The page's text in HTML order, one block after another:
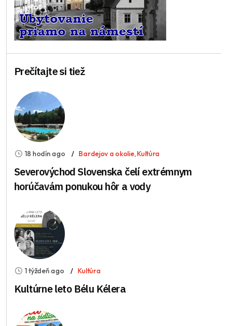
Prečítajte si tiež
18 hodín ago Bardejov a okolie,Kultúra
Severovýchod Slovenska čelí extrémnym
horúčavám ponukou hôr a vody
1 týždeň ago Kultúra
Kultúrne leto Bélu Kélera